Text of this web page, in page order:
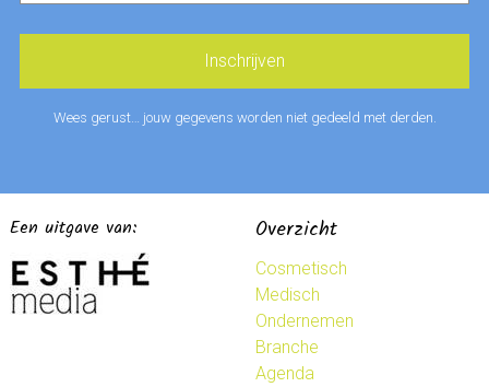
Wees gerust… jouw gegevens worden niet gedeeld met derden.
Een uitgave van: Overzicht
Cosmetisch
Medisch
Ondernemen
Branche
Agenda